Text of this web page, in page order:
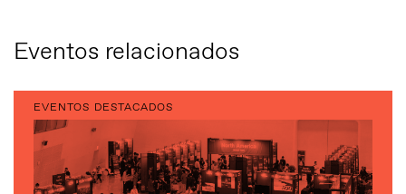
Eventos relacionados
EVENTOS DESTACADOS